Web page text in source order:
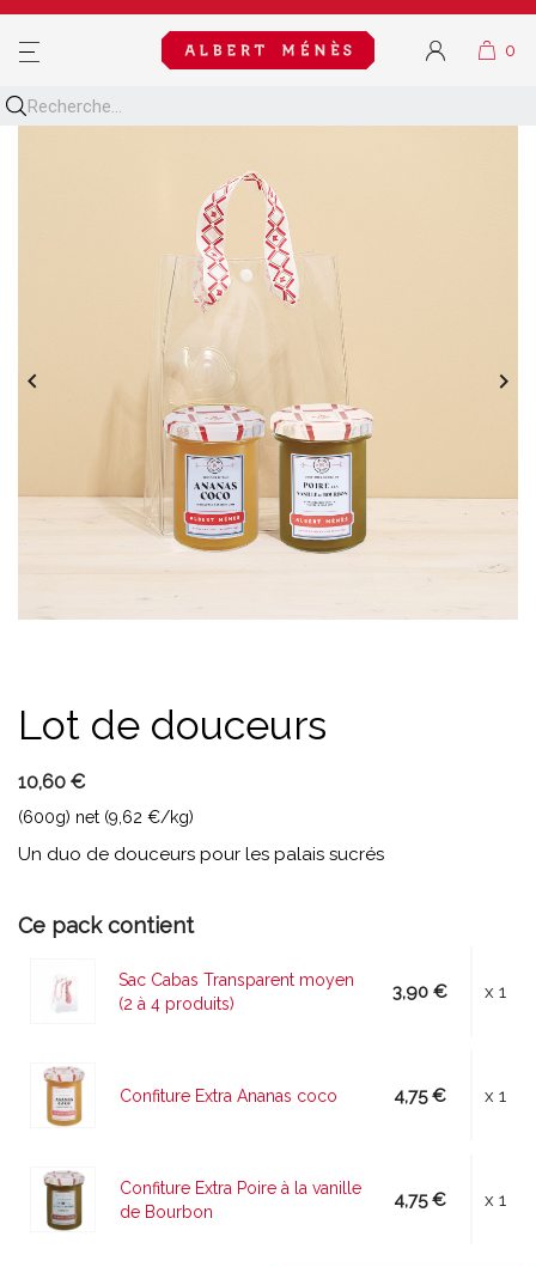
MENU
 
Lot de douceurs
10,60 €
(600g) net (9,62 €/kg)
Un duo de douceurs pour les palais sucrés
Ce pack contient
Sac Cabas Transparent moyen
(2 à 4 produits)
3,90 € x 1
Confiture Extra Ananas coco 4,75 € x 1
Confiture Extra Poire à la vanille
de Bourbon
4,75 € x 1